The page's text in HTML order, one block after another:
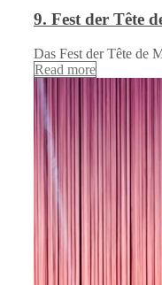
9. Fest der Tête
Das Fest der Tête de
Read more